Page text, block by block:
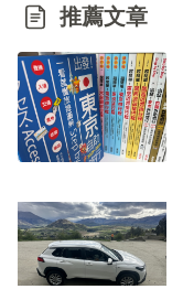
推薦文章